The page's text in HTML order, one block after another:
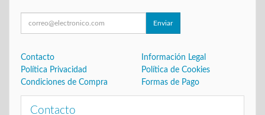
Enviar
Contacto
Información Legal
Política Privacidad
Política de Cookies
Condiciones de Compra
Formas de Pago
Contacto